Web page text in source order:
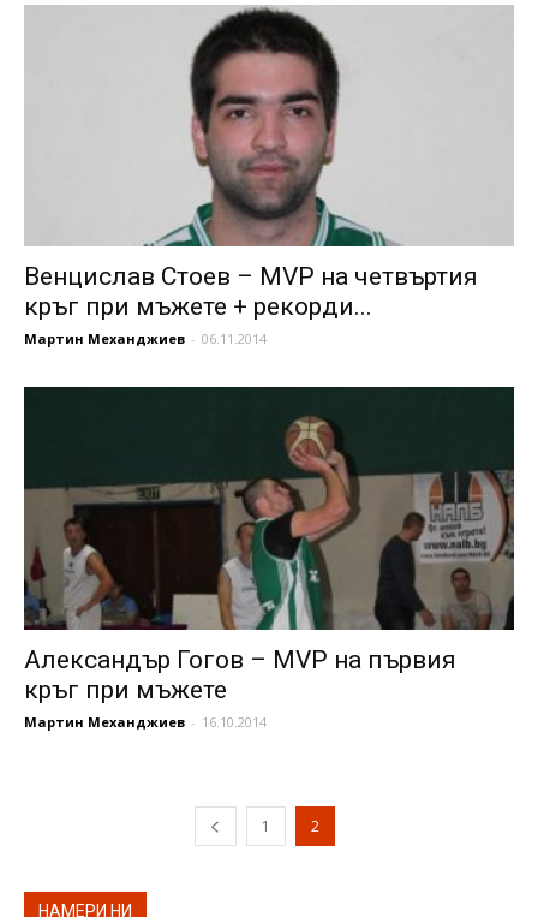
Венцислав Стоев – MVP на четвъртия
кръг при мъжете + рекорди...
Мартин Механджиев - 06.11.2014
Александър Гогов – MVP на първия
кръг при мъжете
Мартин Механджиев - 16.10.2014
1 2
НАМЕРИ НИ